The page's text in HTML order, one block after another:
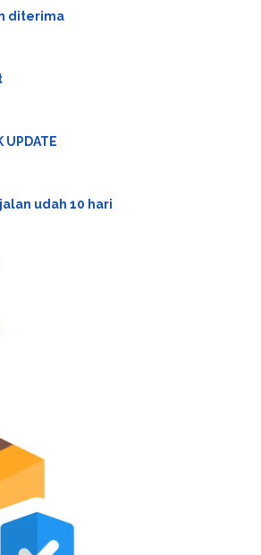
diterima
UPDATE
udah 10 hari